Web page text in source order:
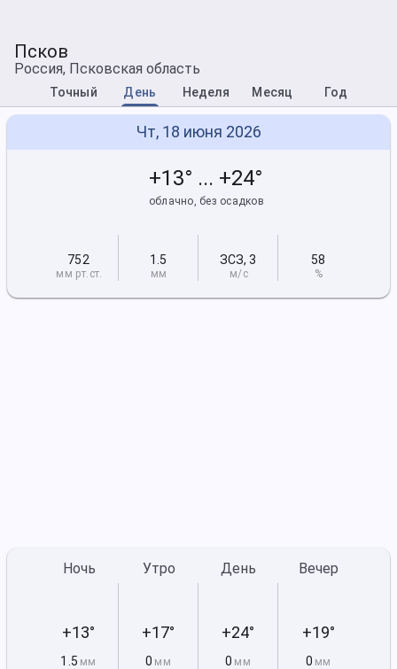
Псков
Россия, Псковская область
Точный День Неделя Месяц Год
Чт, 18 июня 2026
+13° ... +24°
облачно, без осадков
752
мм рт.ст.
1.5
мм
ЗСЗ,3
м/с
58
%
Ночь
+13°
1.5 мм
Утро
+17°
0 мм
День
+24°
0 мм
Вечер
+19°
0 мм